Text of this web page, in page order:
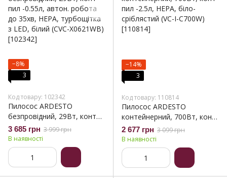
−8%
3
Код товару: 102342
Пилосос ARDESTO
безпровідний, 29Вт, конт
пил -0.55л, автон. робота
до 35хв, HEPA, турбощітка
з LED, білий (CVC-X0621WB)
3 685 грн 3 999 грн
В наявності
−14%
3
Код товару: 110814
Пилосос ARDESTO
контейнерний, 700Вт, конт
пил -2.5л, НЕРА, біло-
сріблястий (VC-I-C700W)
2 677 грн 3 099 грн
В наявності